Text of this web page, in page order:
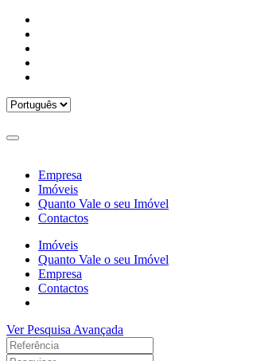
Empresa
Imóveis
Quanto Vale o seu Imóvel
Contactos
Imóveis
Quanto Vale o seu Imóvel
Empresa
Contactos
Ver Pesquisa Avançada